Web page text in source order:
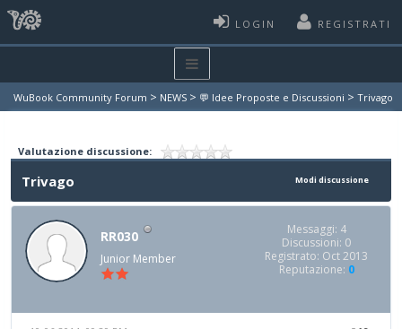
LOGIN REGISTRATI
WuBook Community Forum > NEWS > 💬 Idee Proposte e Discussioni > Trivago
Valutazione discussione:
Modi discussione
Trivago
RR030
Junior Member
Messaggi: 4
Discussioni: 0
Registrato: Oct 2013
Reputazione: 0